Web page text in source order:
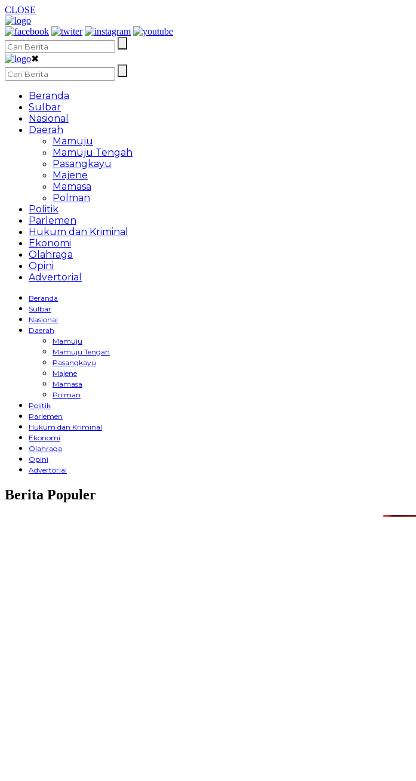
CLOSE
✖
Beranda
Sulbar
Nasional
Daerah
Mamuju
Mamuju Tengah
Pasangkayu
Majene
Mamasa
Polman
Politik
Parlemen
Hukum dan Kriminal
Ekonomi
Olahraga
Opini
Advertorial
Beranda
Sulbar
Nasional
Daerah
Mamuju
Mamuju Tengah
Pasangkayu
Majene
Mamasa
Polman
Politik
Parlemen
Hukum dan Kriminal
Ekonomi
Olahraga
Opini
Advertorial
Berita Populer